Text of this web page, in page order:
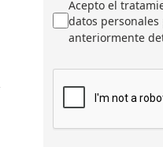
Acepto el
datos
anteriormente